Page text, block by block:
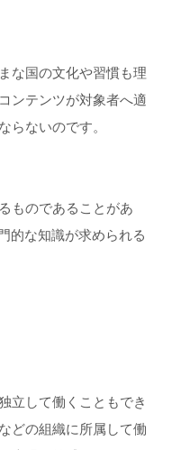
な国の文化や習慣も理
ンテンツが対象者へ適
らないのです。
ものであることがあ
的な知識が求められる
立して働くこともでき
どの組織に所属して働